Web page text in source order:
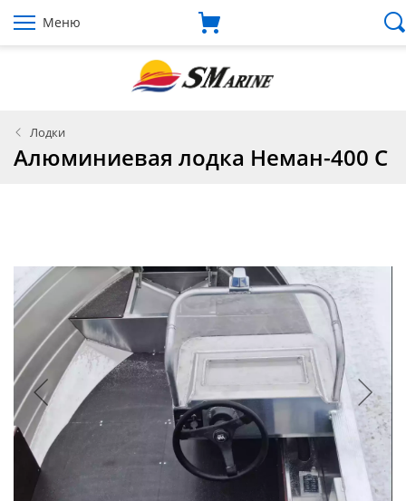
Меню
Лодки
Алюминиевая лодка Неман-400 С